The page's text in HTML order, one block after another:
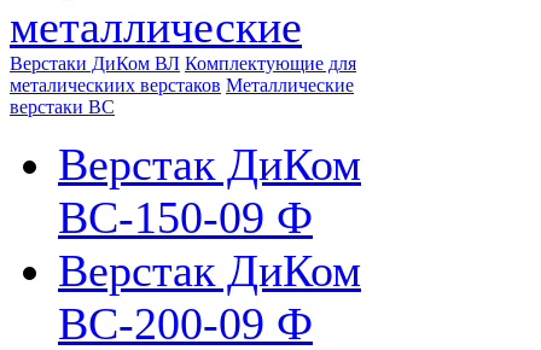
металлические
Верстаки ДиКом ВЛ Комплектующие для
металическиих верстаков Металлические
верстаки ВС
Верстак ДиКом
ВС-150-09 Ф
Верстак ДиКом
ВС-200-09 Ф